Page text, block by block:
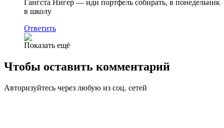
Гангста Нигер — иди портфель собирать, в понедельник
в школу
Ответить
Показать ещё
Чтобы оставить комментарий
Авторизуйтесь через любую из соц. сетей